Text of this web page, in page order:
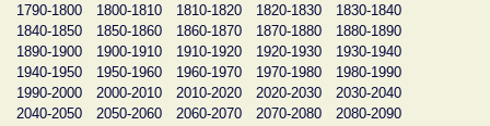
1790-1800
1800-1810 1810-1820 1820-1830
1830-1840
1840-1850
1850-1860 1860-1870 1870-1880
1880-1890
1890-1900
1900-1910 1910-1920 1920-1930
1930-1940
1940-1950
1950-1960 1960-1970 1970-1980
1980-1990
1990-2000
2000-2010 2010-2020 2020-2030
2030-2040
2040-2050
2050-2060 2060-2070 2070-2080
2080-2090